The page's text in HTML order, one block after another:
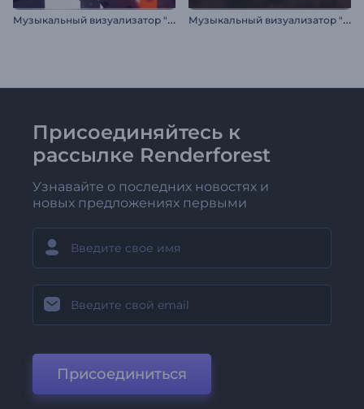
М
узыкальный визуализатор "Мозаика из кубиков" М
узыкальный визуализатор "Поверхность Марса"
Присоединяйтесь к
рассылке Renderforest
Узнавайте о последних новостях и
новых предложениях первыми
Присоединиться